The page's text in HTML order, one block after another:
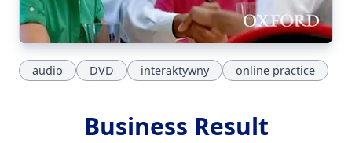
audio DVD interaktywny online practice
Business Result